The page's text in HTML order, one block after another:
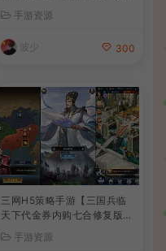
手工服务端+CDK授权后台
+安卓+详细搭建教程
手游资源
波少 300
三网H5策略手游【三国兵临
天下代金券内购七合修复版】
+Linux手工服务端+管理后台
手游资源